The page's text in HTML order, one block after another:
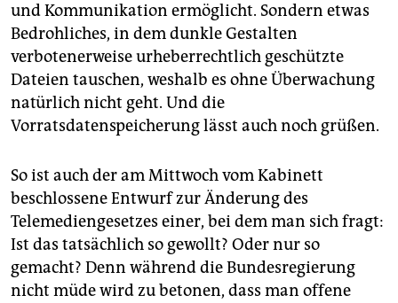
und Kommunikation ermöglicht. Sondern etwas
Bedrohliches, in dem dunkle Gestalten
verbotenerweise urheberrechtlich geschützte
Dateien tauschen, weshalb es ohne Überwachung
natürlich nicht geht. Und die
Vorratsdatenspeicherung lässt auch noch grüßen.
So ist auch der am Mittwoch vom Kabinett
beschlossene Entwurf zur Änderung des
Telemediengesetzes einer, bei dem man sich fragt:
Ist das tatsächlich so gewollt? Oder nur so
gemacht? Denn während die Bundesregierung
nicht müde wird zu betonen, dass man offene